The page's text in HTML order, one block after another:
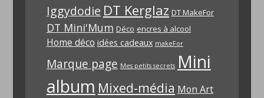
Iggydodie DT Kerglaz DT MakeFor
DT Mini'Mum Déco encres à alcool
Home déco idées cadeaux makeFor
Marque page Mes petits secrets Mini
album Mixed-média Mon Art